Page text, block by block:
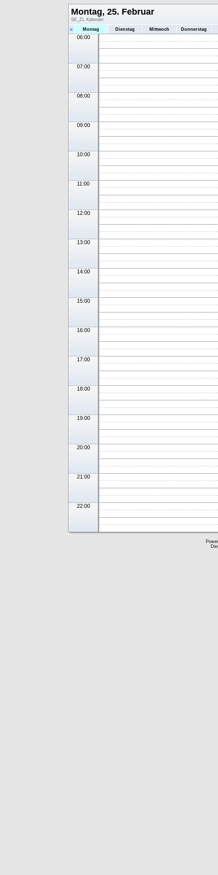
Montag, 25. Februar
SE_ZL Kalender
« Montag Dienstag Mittwoch Donnerstag
06:00
07:00
08:00
09:00
10:00
11:00
12:00
13:00
14:00
15:00
16:00
17:00
18:00
19:00
20:00
21:00
22:00